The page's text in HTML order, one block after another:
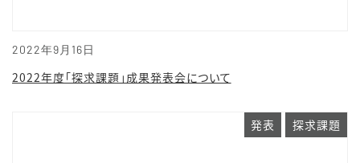
2022年9月16日
2022年度「探求課題」成果発表会について
発表 探求課題